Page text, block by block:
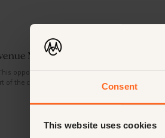
Consent
This website uses cookies
Manager, Amsterdam, The
opportunity is more than a step up the
of the creation of this new organisation, where
besides that you enjoy taking on challenging
the company culture, your will experience the